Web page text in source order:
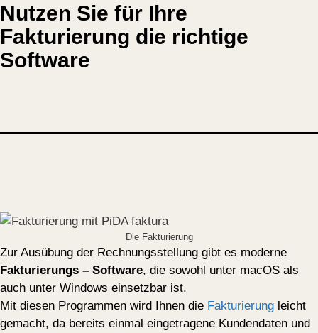
Nutzen Sie für Ihre
Fakturierung die richtige
Software
Die Fakturierung
Zur Ausübung der Rechnungsstellung gibt es moderne
Fakturierungs – Software, die sowohl unter macOS als
auch unter Windows einsetzbar ist.
Mit diesen Programmen wird Ihnen die Fakturierung leicht
gemacht, da bereits einmal eingetragene Kundendaten und